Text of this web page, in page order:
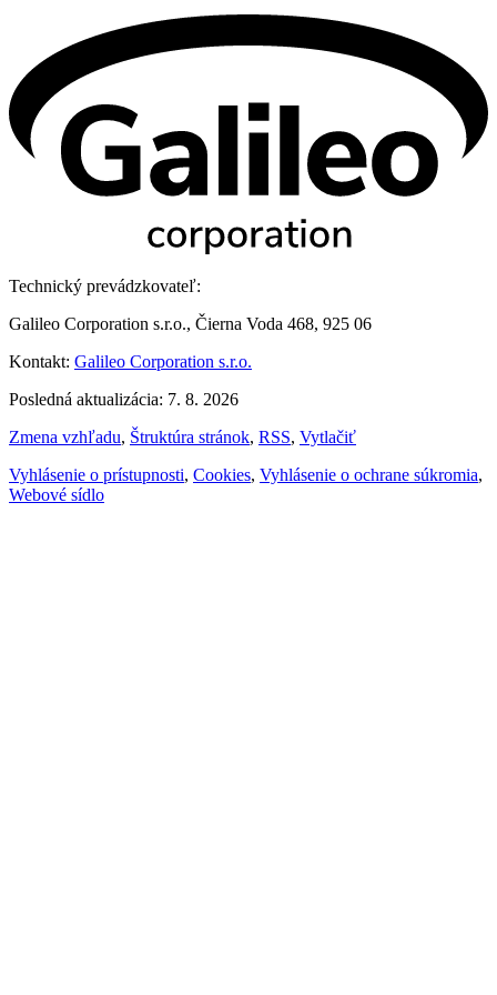
Technický prevádzkovateľ:
Galileo Corporation s.r.o., Čierna Voda 468, 925 06
Kontakt: Galileo Corporation s.r.o.
Posledná aktualizácia: 7. 8. 2026
Zmena vzhľadu, Štruktúra stránok, RSS, Vytlačiť
Vyhlásenie o prístupnosti, Cookies, Vyhlásenie o ochrane súkromia,
Webové sídlo